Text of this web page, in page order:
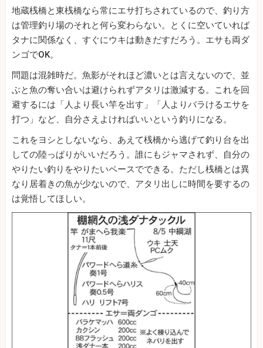
地蔵桟橋と東桟橋なら常にエサ打ちされているので、釣り方
は管理釣り場のそれと何ら変わらない。とくに空いていれば
タナに関係なく、すぐにウキは動きだすだろう。エサも両ダ
ンゴでOK。
問題は混雑時だ。魚影がそれほど濃いとは言えないので、並
ぶと魚の奪い合いは避けられずアタリは激減する。これを回
避するには「人より長い竿を出す」「人よりバラけるエサを
打つ」など、自分さえよければいいという釣りになる。
これをヨシとしないなら、あえて桟橋から逃げて釣り台を出
しての陸っぱりがいいだろう。誰にもジャマされず、自分の
やりたい釣りをやりたいペースでできる。ただし桟橋とは異
なり居着きの魚が少ないので、アタリ出しに時間を要するの
は覚悟してほしい。